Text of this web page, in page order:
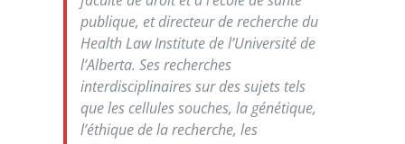
publique, et directeur de recherche du
Health Law Institutede l’Université de
l’Alberta. Ses recherches
interdisciplinaires sur des sujets tels
que les cellules souches, la génétique,
l’éthique de la recherche, les